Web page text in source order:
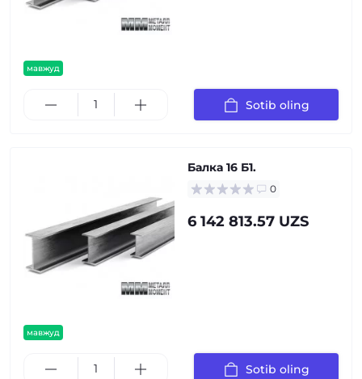
мавжуд
Sotib oling
мавжуд
Балка 16 Б1.
0
6 142 813.57 UZS
Sotib oling